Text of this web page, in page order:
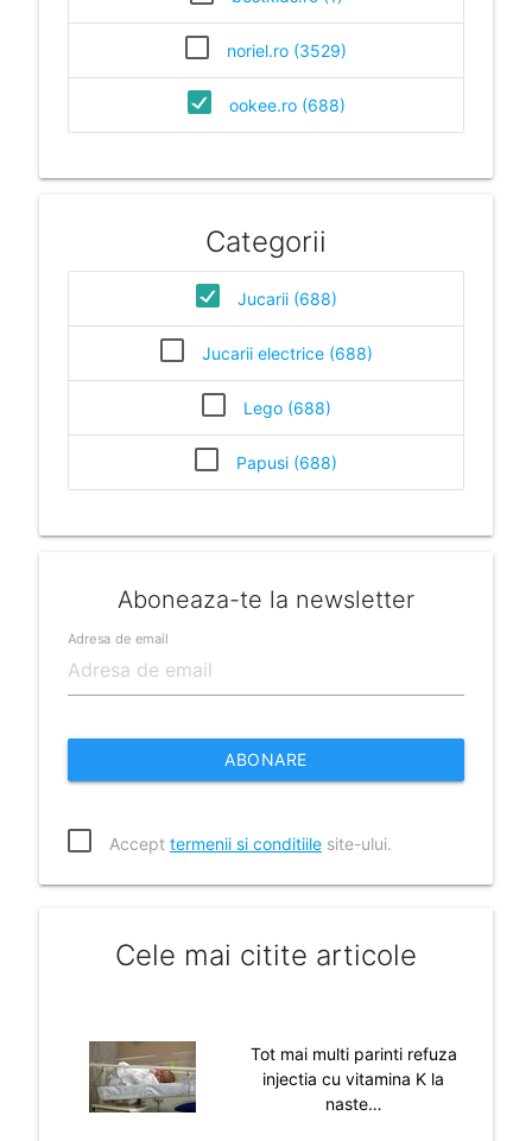
noriel.ro (3529)
ookee.ro (688)
Categorii
Jucarii (688)
Jucarii electrice (688)
Lego (688)
Papusi (688)
Aboneaza-te la newsletter
Adresa de email
ABONARE
Accept termenii si conditiilesite-ului.
Cele mai citite articole
Tot mai multi parinti refuza
injectia cu vitamina K la
naste…